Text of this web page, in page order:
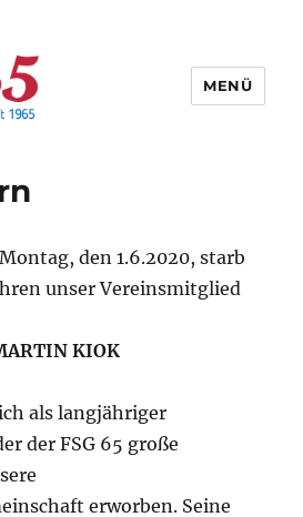
MENÜ
den 1.6.2020, starb
unser Vereinsmitglied
KIOK
als langjähriger
der FSG 65 große
erworben. Seine